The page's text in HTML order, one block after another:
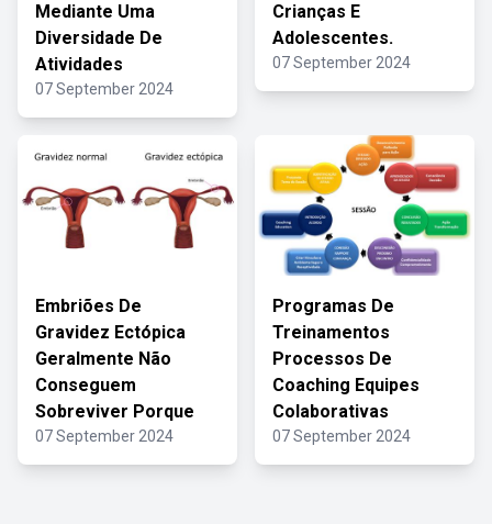
Mediante Uma
Diversidade De
Atividades
07 September 2024
Crianças E
Adolescentes.
07 September 2024
Embriões De
Gravidez Ectópica
Geralmente Não
Conseguem
Sobreviver Porque
07 September 2024
Programas De
Treinamentos
Processos De
Coaching Equipes
Colaborativas
07 September 2024